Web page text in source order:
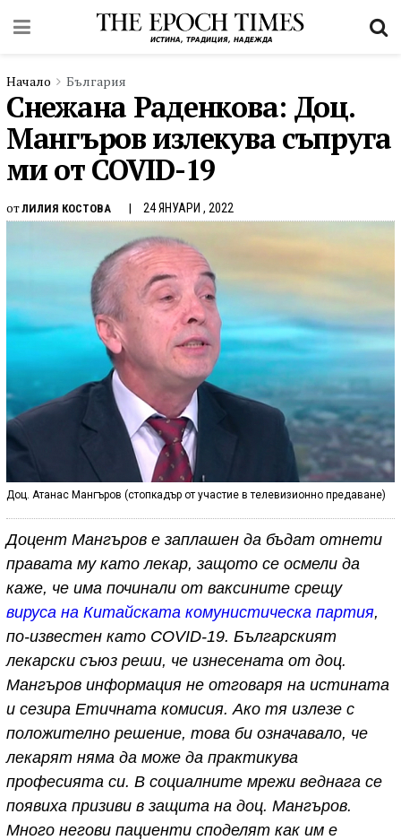
Начало България
Снежана Раденкова: Доц.
Мангъров излекува съпруга
ми от COVID-19
отЛИЛИЯ КОСТОВА 24 ЯНУАРИ , 2022
Доц. Атанас Мангъров (стопкадър от участие в телевизионно предаване)
Доцент Мангъров е заплашен да бъдат отнети
правата му като лекар, защото се осмели да
каже, че има починали от ваксините срещу
вируса на Китайската комунистическа партия,
по-известен като COVID-19. Българският
лекарски съюз реши, че изнесената от доц.
Мангъров информация не отговаря на истината
и сезира Етичната комисия. Ако тя излезе с
положително решение, това би означавало, че
лекарят няма да може да практикува
професията си. В социалните мрежи веднага се
появиха призиви в защита на доц. Мангъров.
Много негови пациенти споделят как им е